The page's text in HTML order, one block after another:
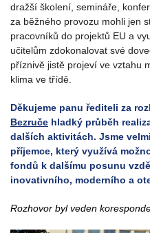
dražší školení, semináře,
za běžného provozu mohli jen
pracovníků do projektů EU a
učitelům zdokonalovat své
příznivě jistě projeví ve vztahu
klima ve třídě.
Děkujeme panu řediteli za
Bezruče hladký průběh
dalších aktivitách. Jsme
příjemce, který využívá
fondů k dalšímu posunu
inovativního, moderního a
Rozhovor byl veden